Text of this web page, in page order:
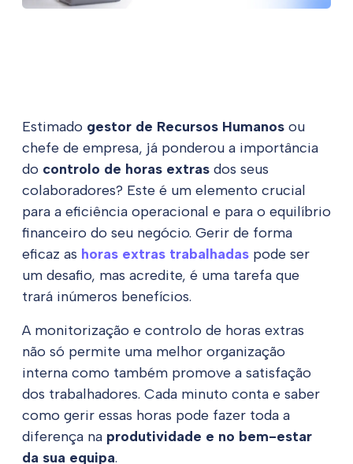
Estimado gestor de Recursos Humanos ou
chefe de empresa, já ponderou a importância
do controlo de horas extras dos seus
colaboradores? Este é um elemento crucial
para a eficiência operacional e para o equilíbrio
financeiro do seu negócio. Gerir de forma
eficaz as horas extras trabalhadas pode ser
um desafio, mas acredite, é uma tarefa que
trará inúmeros benefícios.
A monitorização e controlo de horas extras
não só permite uma melhor organização
interna como também promove a satisfação
dos trabalhadores. Cada minuto conta e saber
como gerir essas horas pode fazer toda a
diferença na produtividade e no bem-estar
da sua equipa.